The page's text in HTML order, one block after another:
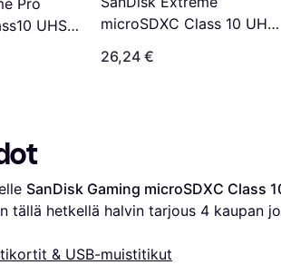
UHS-I
s
microSDXC Class 10 UHS-
64GB
26,24 €
SanDisk Gaming microSDXC Class
tällä hetkellä halvin tarjous 4 kaupan
& USB-muistitikut